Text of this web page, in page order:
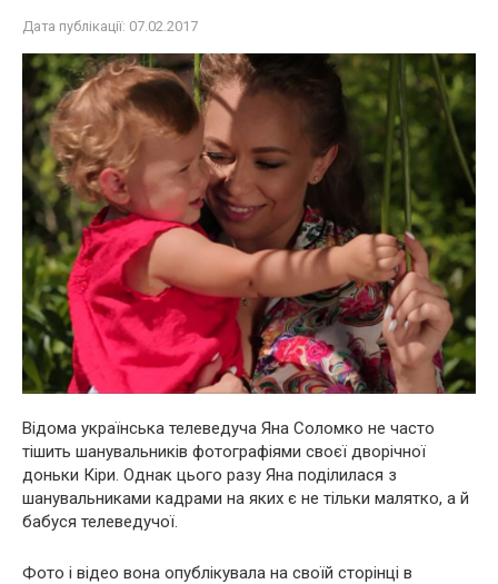
Дата публікації: 07.02.2017
Відома українська телеведуча Яна Соломко не часто
тішить шанувальників фотографіями своєї дворічної
доньки Кіри. Однак цього разу Яна поділилася з
шанувальниками кадрами на яких є не тільки малятко, а й
бабуся телеведучої.
Фото і відео вона опублікувала на своїй сторінці в